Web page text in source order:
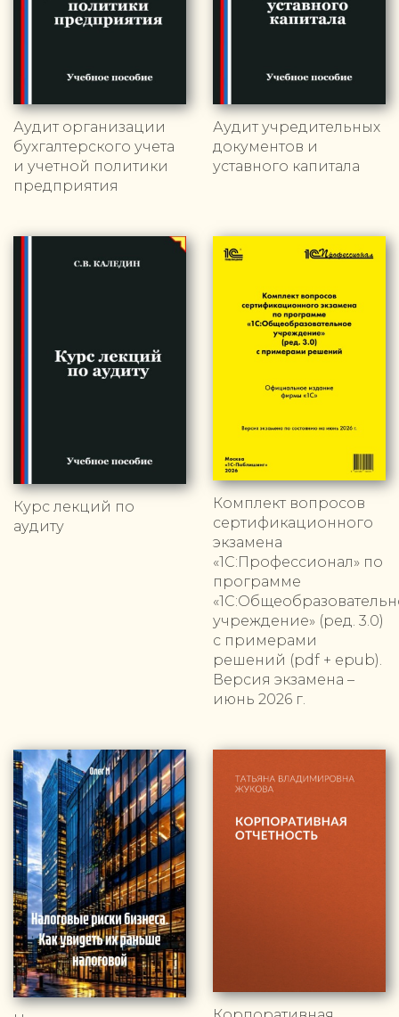
Аудит организации
бухгалтерского учета
и учетной политики
предприятия
Аудит учредительных
документов и
уставного капитала
Курс лекций по
аудиту
Комплект вопросов
сертификационного
экзамена
«1С:Профессионал» по
программе
учреждение» (ред. 3.0)
с примерами
решений (pdf + epub).
Версия экзамена –
июнь 2026 г.